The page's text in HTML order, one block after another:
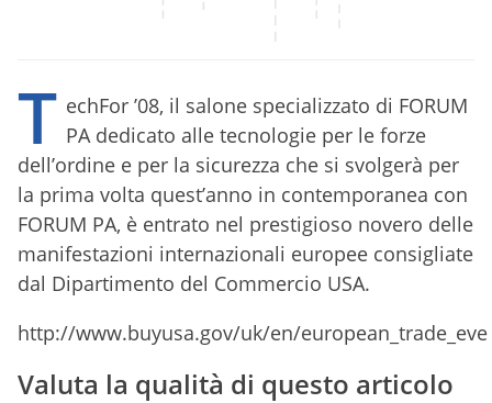
T echFor ’08, il salone specializzato di FORUM
PA dedicato alle tecnologie per le forze
dell’ordine e per la sicurezza che si svolgerà per
la prima volta quest’anno in contemporanea con
FORUM PA, è entrato nel prestigioso novero delle
manifestazioni internazionali europee consigliate
dal Dipartimento del Commercio USA.
http://www.buyusa.gov/uk/en/
Valuta la qualità di questo articolo